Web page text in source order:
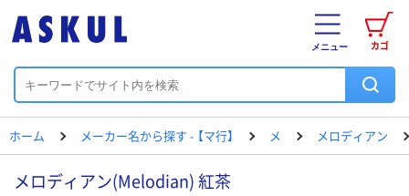
カゴ
メニュー
ホーム メーカー名から探す - 【マ行】 メ メロディアン
メロディアン(Melodian) 紅茶